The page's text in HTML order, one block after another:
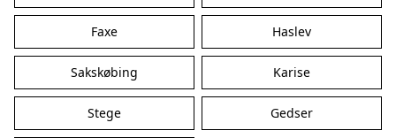
Faxe Haslev
Sakskøbing Karise
Stege Gedser